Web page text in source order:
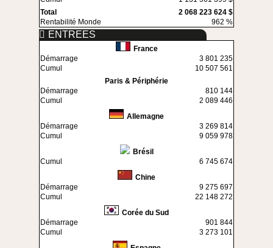
Total
2 068 223 624 $
Rentabilité Monde
962 %
ENTREES
France
Démarrage
3 801 235
Cumul
10 507 561
Paris & Périphérie
Démarrage
810 144
Cumul
2 089 446
Allemagne
Démarrage
3 269 814
Cumul
9 059 978
Brésil
Cumul
6 745 674
Chine
Démarrage
9 275 697
Cumul
22 148 272
Corée du Sud
Démarrage
901 844
Cumul
3 273 101